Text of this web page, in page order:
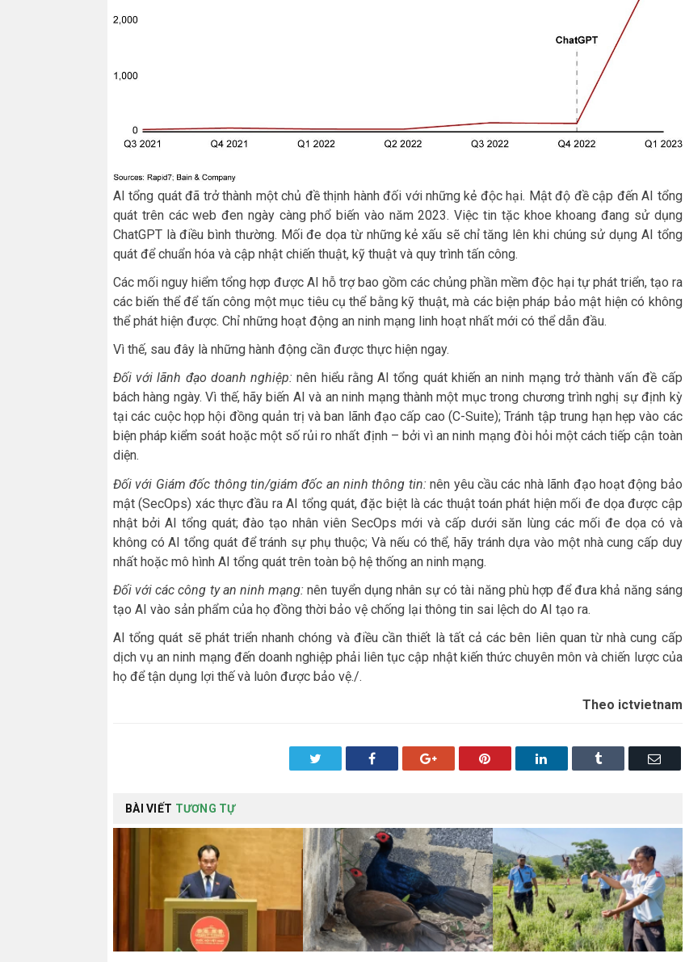
AI tổng quát đã trở thành một chủ đề thịnh hành đối với những kẻ độc hại. Mật độ đề cập đến AI tổng
quát trên các web đen ngày càng phổ biến vào năm 2023. Việc tin tặc khoe khoang đang sử dụng
ChatGPT là điều bình thường. Mối đe dọa từ những kẻ xấu sẽ chỉ tăng lên khi chúng sử dụng AI tổng
quát để chuẩn hóa và cập nhật chiến thuật, kỹ thuật và quy trình tấn công.
Các mối nguy hiểm tổng hợp được AI hỗ trợ bao gồm các chủng phần mềm độc hại tự phát triển, tạo ra
các biến thể để tấn công một mục tiêu cụ thể bằng kỹ thuật, mà các biện pháp bảo mật hiện có không
thể phát hiện được. Chỉ những hoạt động an ninh mạng linh hoạt nhất mới có thể dẫn đầu.
Vì thế, sau đây là những hành động cần được thực hiện ngay.
Đối với lãnh đạo doanh nghiệp: nên hiểu rằng AI tổng quát khiến an ninh mạng trở thành vấn đề cấp
bách hàng ngày. Vì thế, hãy biến AI và an ninh mạng thành một mục trong chương trình nghị sự định kỳ
tại các cuộc họp hội đồng quản trị và ban lãnh đạo cấp cao (C-Suite); Tránh tập trung hạn hẹp vào các
biện pháp kiểm soát hoặc một số rủi ro nhất định – bởi vì an ninh mạng đòi hỏi một cách tiếp cận toàn
diện.
Đối với Giám đốc thông tin/giám đốc an ninh thông tin:nên yêu cầu các nhà lãnh đạo hoạt động bảo
mật (SecOps) xác thực đầu ra AI tổng quát, đặc biệt là các thuật toán phát hiện mối đe dọa được cập
nhật bởi AI tổng quát; đào tạo nhân viên SecOps mới và cấp dưới săn lùng các mối đe dọa có và
không có AI tổng quát để tránh sự phụ thuộc; Và nếu có thể, hãy tránh dựa vào một nhà cung cấp duy
nhất hoặc mô hình AI tổng quát trên toàn bộ hệ thống an ninh mạng.
Đối với các công ty an ninh mạng:nên tuyển dụng nhân sự có tài năng phù hợp để đưa khả năng sáng
tạo AI vào sản phẩm của họ đồng thời bảo vệ chống lại thông tin sai lệch do AI tạo ra.
AI tổng quát sẽ phát triển nhanh chóng và điều cần thiết là tất cả các bên liên quan từ nhà cung cấp
dịch vụ an ninh mạng đến doanh nghiệp phải liên tục cập nhật kiến thức chuyên môn và chiến lược của
họ để tận dụng lợi thế và luôn được bảo vệ./.
Theo ictvietnam
Twitter Facebook Google+ Pinterest LinkedIn Tumblr Email
BÀI VIẾT TƯƠNG TỰ